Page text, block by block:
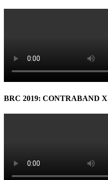
BRC 2019: CONTRABAND X